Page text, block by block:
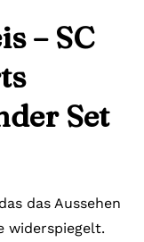
– SC
Set
das Aussehen
widerspiegelt.